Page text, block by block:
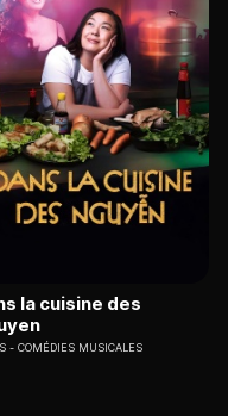
la cuisine des
COMÉDIES MUSICALES